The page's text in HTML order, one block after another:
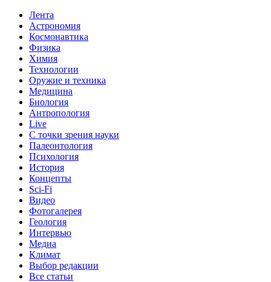
Лента
Астрономия
Космонавтика
Физика
Химия
Технологии
Оружие и техника
Медицина
Биология
Антропология
Live
С точки зрения науки
Палеонтология
Психология
История
Концепты
Sci-Fi
Видео
Фотогалерея
Геология
Интервью
Медиа
Климат
Выбор редакции
Все статьи